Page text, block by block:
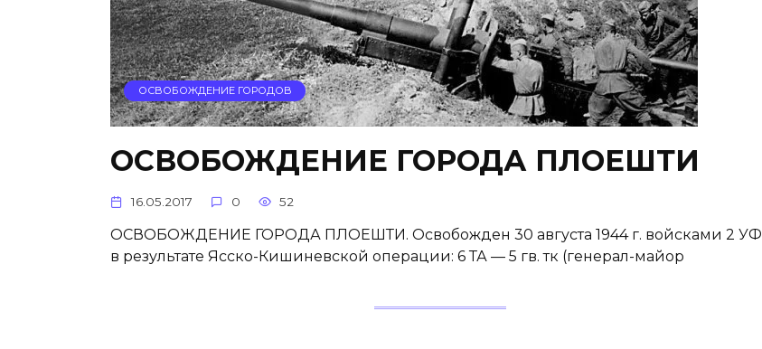
ОСВОБОЖДЕНИЕ ГОРОДОВ
ОСВОБОЖДЕНИЕ ГОРОДА ПЛОЕШТИ
16.05.2017 0 52
ОСВОБОЖДЕНИЕ ГОРОДА ПЛОЕШТИ. Освобожден 30 августа 1944 г. войсками 2 УФ
в результате Ясско-Кишиневской операции: 6 ТА — 5 гв. тк (генерал-майор